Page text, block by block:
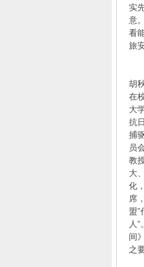
实
意
看
旅
胡
在
大
抗
捕
员
教
大
化
席
盟
人
间
之